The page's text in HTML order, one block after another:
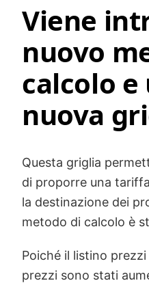
Viene
nuovo
calcolo e
nuova
Questa griglia
di proporre una
la destinazione dei
metodo di calcolo è
Poiché il listino
prezzi sono stati